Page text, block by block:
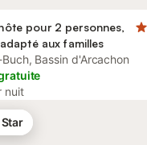
pour 2 personnes,
aux familles
Bassin d'Arcachon
nuit